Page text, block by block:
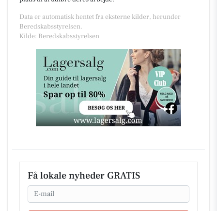
Data er automatisk hentet fra eksterne kilder, herunder
Beredskabsstyrelsen.
Kilde: Beredskabsstyrelsen
Få lokale nyheder GRATIS
Email